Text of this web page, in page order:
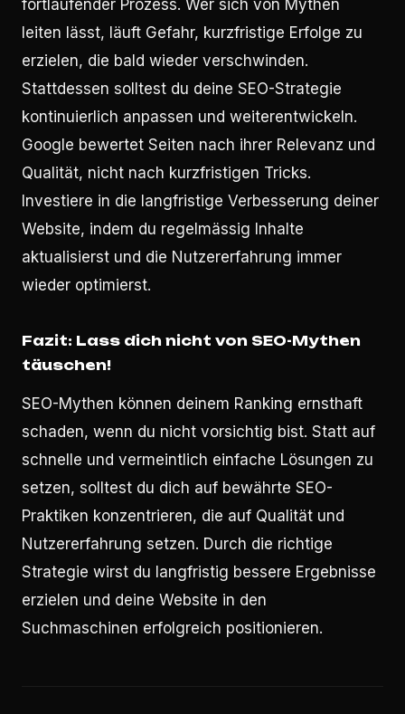
fortlaufender Prozess. Wer sich von Mythen
leiten lässt, läuft Gefahr, kurzfristige Erfolge zu
erzielen, die bald wieder verschwinden.
Stattdessen solltest du deine SEO-Strategie
kontinuierlich anpassen und weiterentwickeln.
Google bewertet Seiten nach ihrer Relevanz und
Qualität, nicht nach kurzfristigen Tricks.
Investiere in die langfristige Verbesserung deiner
Website, indem du regelmässig Inhalte
aktualisierst und die Nutzererfahrung immer
wieder optimierst.
Fazit: Lass dich nicht von SEO-Mythen
täuschen!
SEO-Mythen können deinem Ranking ernsthaft
schaden, wenn du nicht vorsichtig bist. Statt auf
schnelle und vermeintlich einfache Lösungen zu
setzen, solltest du dich auf bewährte SEO-
Praktiken konzentrieren, die auf Qualität und
Nutzererfahrung setzen. Durch die richtige
Strategie wirst du langfristig bessere Ergebnisse
erzielen und deine Website in den
Suchmaschinen erfolgreich positionieren.